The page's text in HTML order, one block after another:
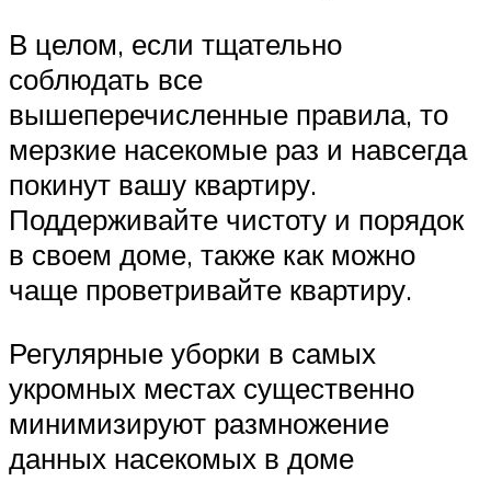
В целом, если тщательно
соблюдать все
вышеперечисленные правила, то
мерзкие насекомые раз и навсегда
покинут вашу квартиру.
Поддерживайте чистоту и порядок
в своем доме, также как можно
чаще проветривайте квартиру.
Регулярные уборки в самых
укромных местах существенно
минимизируют размножение
данных насекомых в доме